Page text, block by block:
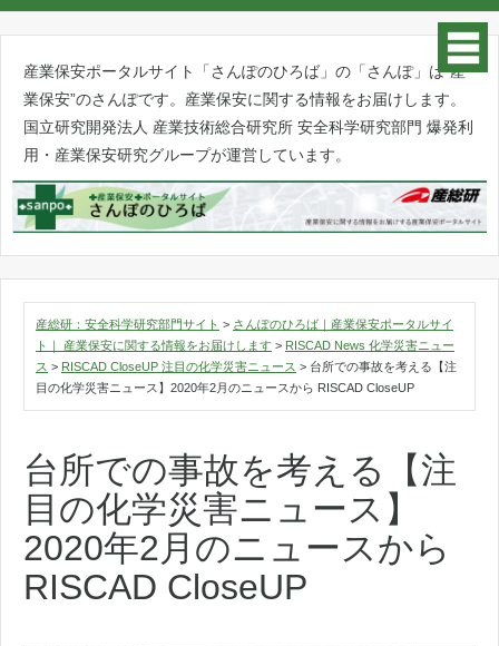
産業保安ポータルサイト「さんぽのひろば」の「さんぽ」は”産
業保安”のさんぽです。産業保安に関する情報をお届けします。
国立研究開発法人 産業技術総合研究所 安全科学研究部門 爆発利
用・産業保安研究グループが運営しています。
産総研：安全科学研究部門サイト > さんぽのひろば｜産業保安ポータルサイ
ト｜ 産業保安に関する情報をお届けします > RISCAD News 化学災害ニュー
ス > RISCAD CloseUP 注目の化学災害ニュース > 台所での事故を考える【注
目の化学災害ニュース】2020年2月のニュースから RISCAD CloseUP
台所での事故を考える【注
目の化学災害ニュース】
2020年2月のニュースから
RISCAD CloseUP